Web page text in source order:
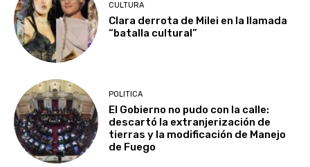
CULTURA
Clara derrota de Milei en la llamada
“batalla cultural”
POLITICA
El Gobierno no pudo con la calle:
descartó la extranjerización de
tierras y la modificación de Manejo
de Fuego